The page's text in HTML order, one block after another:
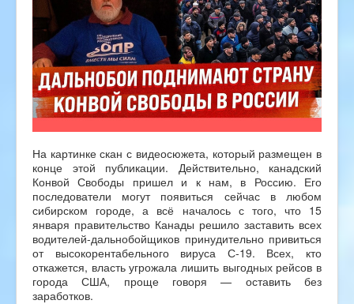
На картинке скан с видеосюжета, который размещен в
конце этой публикации. Действительно, канадский
Конвой Свободы пришел и к нам, в Россию. Его
последователи могут появиться сейчас в любом
сибирском городе, а всё началось с того, что 15
января правительство Канады решило заставить всех
водителей-дальнобойщиков принудительно привиться
от высокорентабельного вируса С-19. Всех, кто
откажется, власть угрожала лишить выгодных рейсов в
города США, проще говоря — оставить без
заработков.